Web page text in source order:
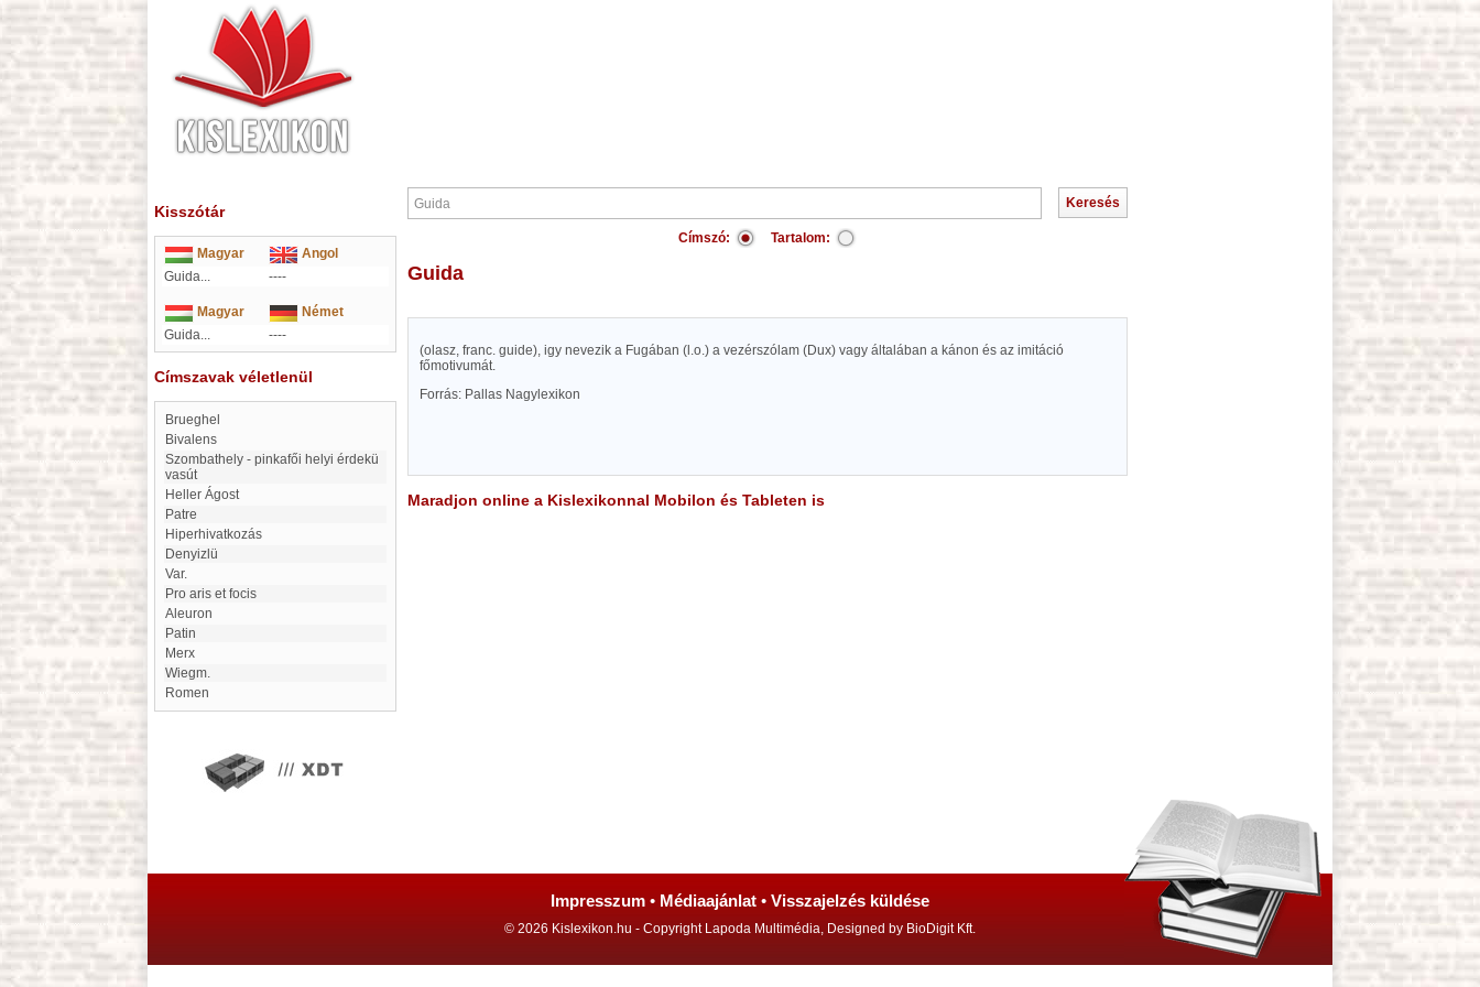
Kisszótár
Magyar
Angol
Guida...
----
Magyar
Német
Guida...
----
Címszavak véletlenül
Brueghel
bivalens
Szombathely - pinkafői helyi érdekü
vasút
Heller Ágost
Patre
Hiperhivatkozás
Denyizlü
var.
Pro aris et focis
aleuron
Patin
Merx
Wiegm.
Romen
Címszó: Tartalom:
Guida
(olasz, franc. guide), igy nevezik a Fugában (l.o.) a vezérszólam (Dux) vagy általában a kánon és az imitáció
főmotivumát.
Forrás: Pallas Nagylexikon
Maradjon online a Kislexikonnal Mobilon és Tableten is
Impresszum • Médiaajánlat • Visszajelzés küldése
© 2026 Kislexikon.hu - Copyright Lapoda Multimédia, Designed by BioDigit Kft.